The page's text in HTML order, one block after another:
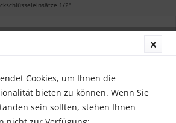
1/2"
Cookies, um Ihnen die
bieten zu können. Wenn Sie
sein sollten, stehen Ihnen